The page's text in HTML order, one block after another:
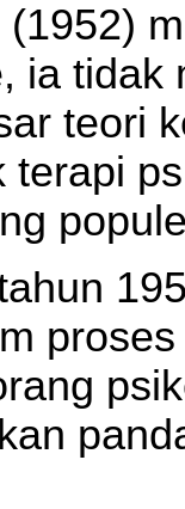
ia tidak
teori
terapi